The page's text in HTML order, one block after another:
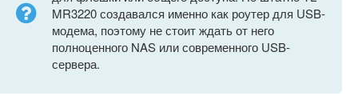
MR3220 создавался именно как роутер для USB-
модема, поэтому не стоит ждать от него
полноценного NAS или современного USB-
сервера.